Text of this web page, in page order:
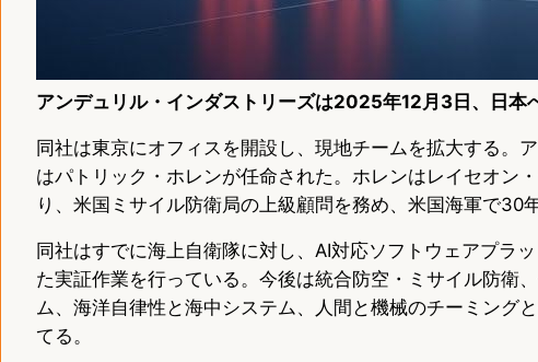
アンデュリル・インダストリーズは2025年12月3日、日本
同社は東京にオフィスを開設し、現地チームを拡大する。
はパトリック・ホレンが任命された。ホレンはレイセオン
り、米国ミサイル防衛局の上級顧問を務め、米国海軍で30
同社はすでに海上自衛隊に対し、AI対応ソフトウェアプラ
た実証作業を行っている。今後は統合防空・ミサイル防衛
ム、海洋自律性と海中システム、人間と機械のチーミング
てる。